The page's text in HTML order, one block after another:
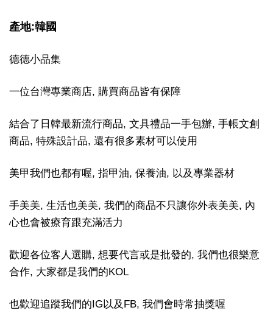
產地:韓國
德德小品集
一位台灣專業商店, 購買商品皆有保障
結合了日韓最新流行商品, 文具禮品一手包辦, 手帳文創
商品, 特殊設計品, 還有很多素材可以使用
美甲我們也都有喔, 指甲油, 保養油, 以及專業器材
手美美, 生活也美美, 我們的商品不只讓你外表美美, 內
心也會被療育跟充滿活力
歡迎各位客人選購, 想要代言或是批發的, 我們也很樂意
合作, 大家都是我們的KOL
也歡迎追蹤我們的IG以及FB, 我們會時常抽獎喔